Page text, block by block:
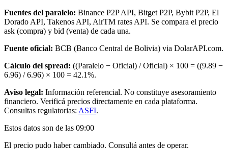
Fuentes del paralelo: Binance P2P API, Bitget P2P, Bybit P2P, El
Dorado API, Takenos API, AirTM rates API. Se compara el precio
ask (compra) y bid (venta) de cada una.
Fuente oficial: BCB (Banco Central de Bolivia) via DolarAPI.com.
Cálculo del spread: ((Paralelo − Oficial) / Oficial) × 100 = ((9.89 −
6.96) /6.96) × 100 = 42.1%.
Aviso legal: Información referencial. No constituye asesoramiento
financiero. Verificá precios directamente en cada plataforma.
Consultas regulatorias: ASFI.
Estos datos son de las 09:00
El precio pudo haber cambiado. Consultá antes de operar.